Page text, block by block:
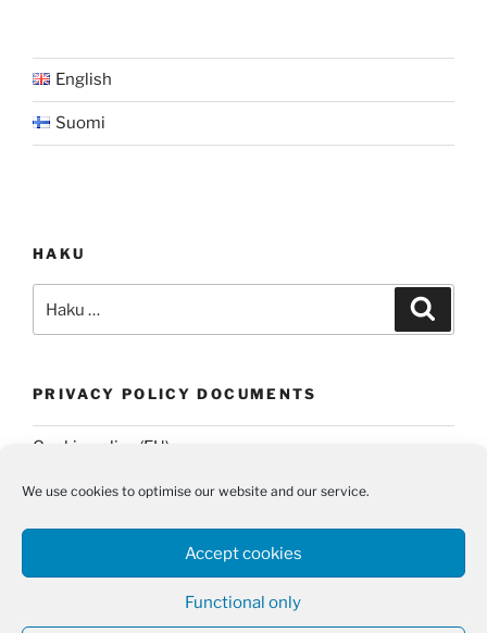
We use cookies to optimise our website and our service.
Accept cookies
Functional only
English
Suomi
HAKU
PRIVACY POLICY DOCUMENTS
Cookie policy (EU)
Privacy Policy